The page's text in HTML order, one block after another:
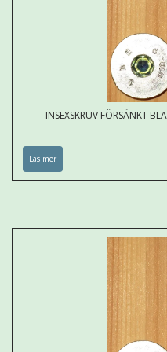
INSEXSKRUV FÖRSÄNKT
Läs mer